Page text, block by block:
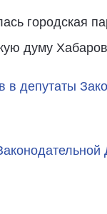
городская
думу
в депутаты